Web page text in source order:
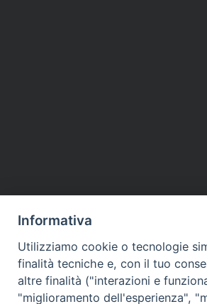
Informativa
Utilizziamo cookie o tecnologie
finalità tecniche e, con il tuo
altre finalità ("interazioni e
"miglioramento dell'esperienza",